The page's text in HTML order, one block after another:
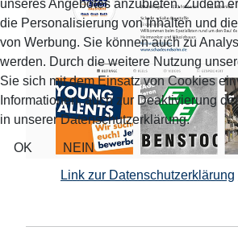
unseres Angebotes anzubieten. Zudem
die Personalisierung von Inhalten und
von Werbung. Sie können auch zu
werden. Durch die weitere Nutzung
Sie sich mit dem Einsatz von Cookies
Informationen, auch zur Deaktivierung
in unserer Datenschutzerklärung.
OK NEIN
Link zur Datenschutzerklärung